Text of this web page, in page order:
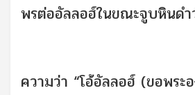
พรต่ออัลลอฮ์ในขณะจูบหินดำ
ความว่า “โอ้อัลลอฮ์ (ขอพระ